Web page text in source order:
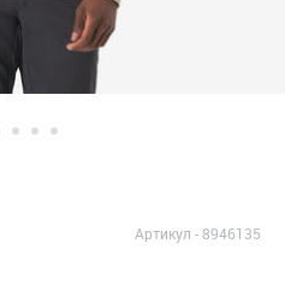
Артикул -8946135